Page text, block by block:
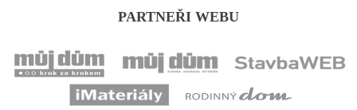
PARTNEŘI WEBU